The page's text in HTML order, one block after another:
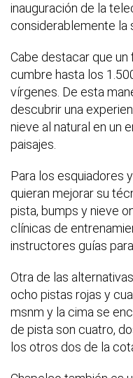
inauguración de la
considerablemente la
Cabe destacar que
cumbre hasta los
vírgenes. De esta
descubrir una
nieve al natural en un
paisajes.
Para los esquiadores
quieran mejorar su
pista, bumps y nieve
clínicas de
instructores guías
Otra de las
ocho pistas rojas y
msnm y la cima se
de pista son cuatro,
los otros dos de la